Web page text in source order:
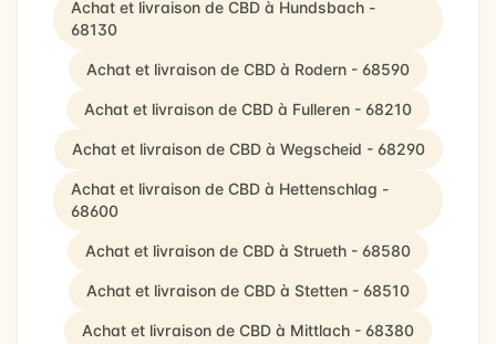
Achat et livraison de CBD à Hundsbach -
68130
Achat et livraison de CBD à Rodern - 68590
Achat et livraison de CBD à Fulleren - 68210
Achat et livraison de CBD à Wegscheid - 68290
Achat et livraison de CBD à Hettenschlag -
68600
Achat et livraison de CBD à Strueth - 68580
Achat et livraison de CBD à Stetten - 68510
Achat et livraison de CBD à Mittlach - 68380